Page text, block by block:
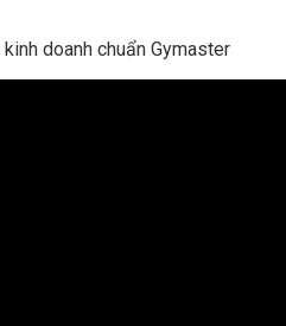
doanh chuẩn Gymaster